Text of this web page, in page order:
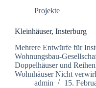
Projekte
Kleinhäuser, Insterburg
Mehrere Entwürfe für
Wohnungsbau-
Doppelhäuser und
Wohnhäuser Nicht
admin
15.